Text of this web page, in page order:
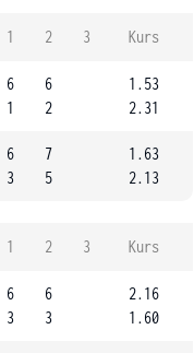
1 2 3 Kurs
6
1
6
2
1.53
2.31
6
3
7
5
1.63
2.13
1 2 3 Kurs
6
3
6
3
2.16
1.60